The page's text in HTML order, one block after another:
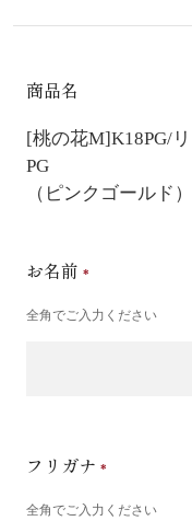
商品名
[桃の花M]K18PG/
PG
（ピンクゴールド）
お名前
全角でご入力ください
フリガナ
全角でご入力ください